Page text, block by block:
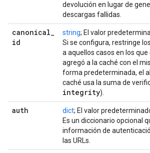
devolución en lugar de
descargas fallidas.
canonical_
id
string; El valor
Si se configura, restringe
a aquellos casos en los que
agregó a la caché con el
forma predeterminada, el
caché usa la suma de
integrity).
auth dict; El valor
Es un diccionario opcional
información de
las URLs.